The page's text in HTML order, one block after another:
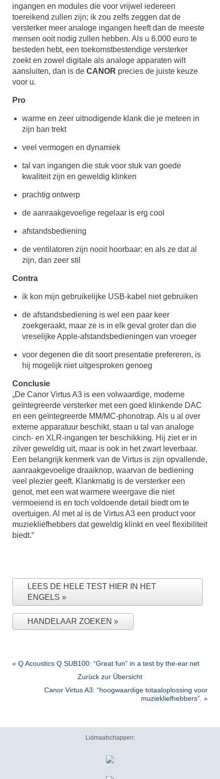
ingangen en modules die voor vrijwel iedereen
toereikend zullen zijn; ik zou zelfs zeggen dat de
versterker meer analoge ingangen heeft dan de meeste
mensen ooit nodig zullen hebben. Als u 6.000 euro te
besteden hebt, een toekomstbestendige versterker
zoekt en zowel digitale als analoge apparaten wilt
aansluiten, dan is de CANOR precies de juiste keuze
voor u.
Pro
warme en zeer uitnodigende klank die je meteen in
zijn ban trekt
veel vermogen en dynamiek
tal van ingangen die stuk voor stuk van goede
kwaliteit zijn en geweldig klinken
prachtig ontwerp
de aanraakgevoelige regelaar is erg cool
afstandsbediening
de ventilatoren zijn nooit hoorbaar; en als ze dat al
zijn, dan zeer stil
Contra
ik kon mijn gebruikelijke USB-kabel niet gebruiken
de afstandsbediening is wel een paar keer
zoekgeraakt, maar ze is in elk geval groter dan die
vreselijke Apple-afstandsbedieningen van vroeger
voor degenen die dit soort presentatie prefereren, is
hij mogelijk niet uitgesproken genoeg
Conclusie
„De Canor Virtus A3 is een volwaardige, moderne
geïntegreerde versterker met een goed klinkende DAC
en een geïntegreerde MM/MC-phonotrap. Als u al over
externe apparatuur beschikt, staan u tal van analoge
cinch- en XLR-ingangen ter beschikking. Hij ziet er in
zilver geweldig uit, maar is ook in het zwart leverbaar.
Een belangrijk kenmerk van de Virtus is zijn opvallende,
aanraakgevoelige draaiknop, waarvan de bediening
veel plezier geeft. Klankmatig is de versterker een
genot, met een wat warmere weergave die niet
vermoeiend is en toch voldoende detail biedt om te
overtuigen. Al met al is de Virtus A3 een product voor
muziekliefhebbers dat geweldig klinkt en veel flexibiliteit
biedt.“
LEES DE HELE TEST HIER IN HET
ENGELS
HANDELAAR ZOEKEN
« Q Acoustics Q SUB100: “Great fun” in a test by the-ear.net
Zurück zur Übersicht
Canor Virtus A3: “hoogwaardige totaaloplossing voor
muziekliefhebbers”. »
Lidmaatschappen: